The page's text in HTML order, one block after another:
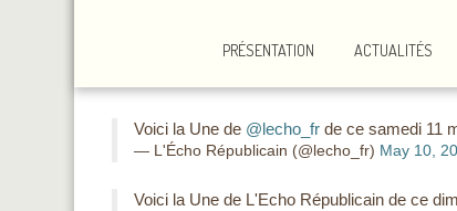
PRÉSENTATION ACTUALITÉS
Voici la Une de @lecho_frde ce samedi 11
— L'Écho Républicain (@lecho_fr) May 10,
Voici la Une de L'Echo Républicain de ce